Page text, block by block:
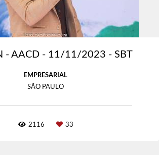
- AACD - 11/11/2023 - SBT
EMPRESARIAL
SÃO PAULO
2116 33